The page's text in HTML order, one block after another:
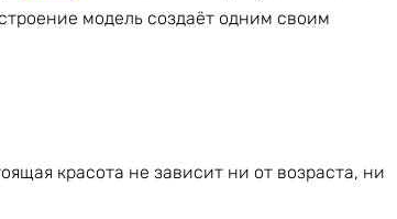
модель создаёт одним своим
красота не зависит ни от возраста, ни